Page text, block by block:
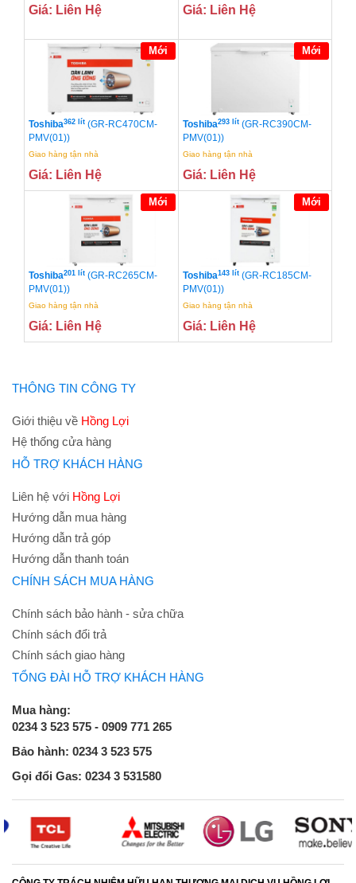
Giá: Liên Hệ Giá: Liên Hệ
Mới
Toshiba362 lít (GR-RC470CM-
PMV(01))
Giao hàng tận nhà
Giá: Liên Hệ
Mới
Toshiba293 lít (GR-RC390CM-
PMV(01))
Giao hàng tận nhà
Giá: Liên Hệ
Mới
Toshiba201 lít (GR-RC265CM-
PMV(01))
Giao hàng tận nhà
Giá: Liên Hệ
Mới
Toshiba143 lít (GR-RC185CM-
PMV(01))
Giao hàng tận nhà
Giá: Liên Hệ
THÔNG TIN CÔNG TY
Giới thiệu về Hồng Lợi
Hệ thống cửa hàng
HỖ TRỢ KHÁCH HÀNG
Liên hệ với Hồng Lợi
Hướng dẫn mua hàng
Hướng dẫn trả góp
Hướng dẫn thanh toán
CHÍNH SÁCH MUA HÀNG
Chính sách bảo hành - sửa chữa
Chính sách đổi trả
Chính sách giao hàng
TỔNG ĐÀI HỖ TRỢ KHÁCH HÀNG
Mua hàng:
0234 3 523 575 - 0909 771 265
Bảo hành: 0234 3 523 575
Gọi đổi Gas: 0234 3 531580